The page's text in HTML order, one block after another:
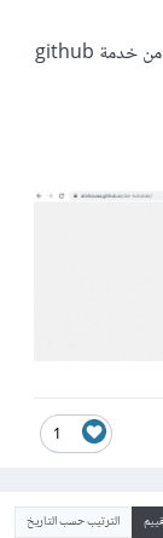
لو سمحتم لماذا عندما أدخل الى الرابط الذي أخذته من خدمة github
1
الترتيب حسب التاريخ